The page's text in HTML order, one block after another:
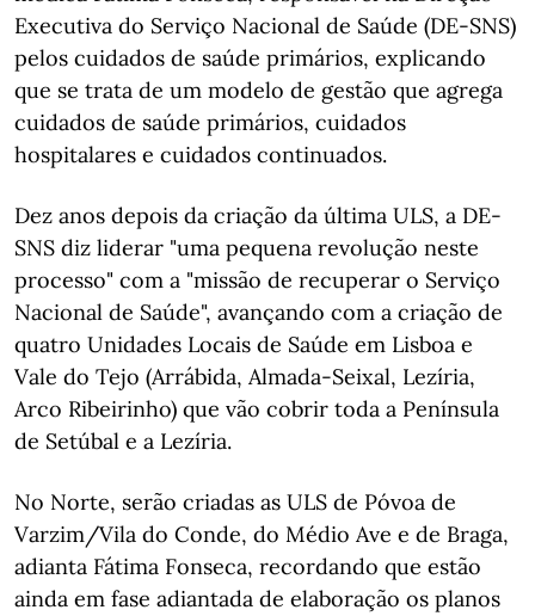
Executiva do Serviço Nacional de Saúde (DE-SNS)
pelos cuidados de saúde primários, explicando
que se trata de um modelo de gestão que agrega
cuidados de saúde primários, cuidados
hospitalares e cuidados continuados.
Dez anos depois da criação da última ULS, a DE-
SNS diz liderar "uma pequena revolução neste
processo" com a "missão de recuperar o Serviço
Nacional de Saúde", avançando com a criação de
quatro Unidades Locais de Saúde em Lisboa e
Vale do Tejo (Arrábida, Almada-Seixal, Lezíria,
Arco Ribeirinho) que vão cobrir toda a Península
de Setúbal e a Lezíria.
No Norte, serão criadas as ULS de Póvoa de
Varzim/Vila do Conde, do Médio Ave e de Braga,
adianta Fátima Fonseca, recordando que estão
ainda em fase adiantada de elaboração os planos